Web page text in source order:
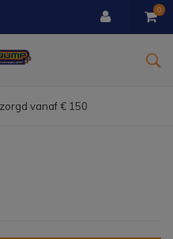
0
vanaf € 150